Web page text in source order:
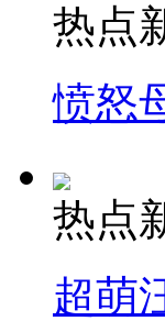
热点
愤怒
热点
超萌